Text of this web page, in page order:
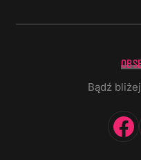
Bądź